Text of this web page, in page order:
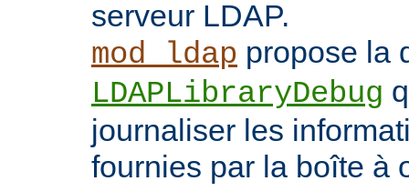
serveur LDAP.
mod_ldap propose la
LDAPLibraryDebug
journaliser les
fournies par la boîte à